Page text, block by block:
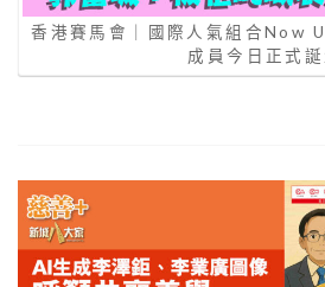
香港賽馬會｜國際人氣組合Now
成員今日正式誕